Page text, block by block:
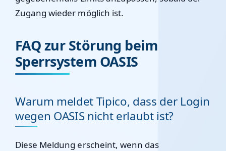
Zugang wieder möglich ist.
FAQ zur Störung beim
Sperrsystem OASIS
Warum meldet Tipico, dass der Login
wegen OASIS nicht erlaubt ist?
Diese Meldung erscheint, wenn das